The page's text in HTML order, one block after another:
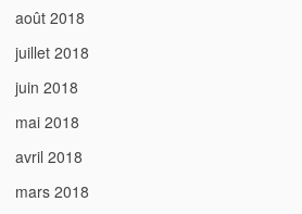
août 2018
juillet 2018
juin 2018
mai 2018
avril 2018
mars 2018